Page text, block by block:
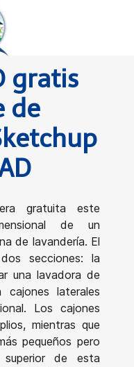
gratis
de
gratuita este
de un
de lavandería. El
secciones: la
una lavadora de
laterales
Los cajones
mientras que
pequeños pero
de esta